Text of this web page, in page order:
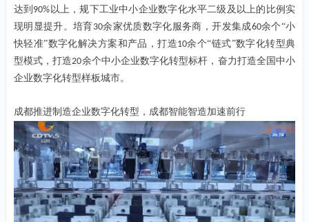
达到 90% 以上，规下工业中小企业数字化水平二级及以上的比例实
现明显提升。培育 30余家优质数字化服务商，开发集成60余个“小
快轻准”数字化解决方案和产品，打造10余个“链式”数字化转型典
型模式，打造20余个中小企业数字化转型标杆，奋力打造全国中小
企业数字化转型样板城市。
成都推进制造企业数字化转型，成都智能智造加速前行